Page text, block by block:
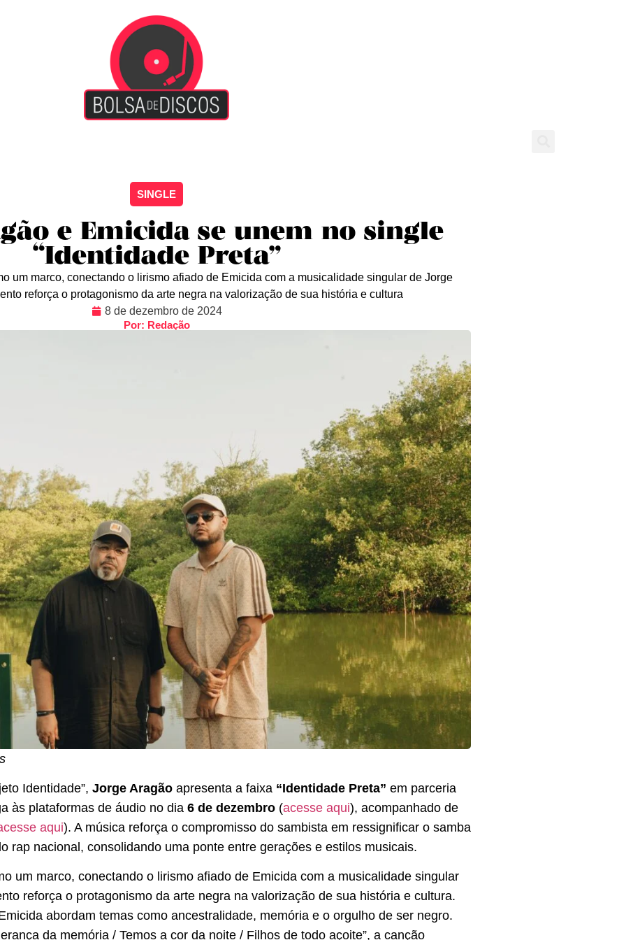
SINGLE
e Emicida se unem no single
“Identidade Preta”
um marco, conectando o lirismo afiado de Emicida com a musicalidade singular de Jorge
reforça o protagonismo da arte negra na valorização de sua história e cultura
8 de dezembro de 2024
Por: Redação
Identidade”, Jorge Aragão apresenta a faixa “Identidade Preta” em parceria
às plataformas de áudio no dia 6 de dezembro (acesse aqui), acompanhado de
aqui). A música reforça o compromisso do sambista em ressignificar o samba
rap nacional, consolidando uma ponte entre gerações e estilos musicais.
um marco, conectando o lirismo afiado de Emicida com a musicalidade singular
reforça o protagonismo da arte negra na valorização de sua história e cultura.
abordam temas como ancestralidade, memória e o orgulho de ser negro.
da memória / Temos a cor da noite / Filhos de todo açoite”, a canção